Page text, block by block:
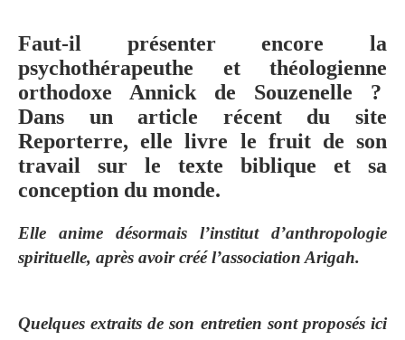
Faut-il présenter encore la
psychothérapeuthe et théologienne
orthodoxe Annick de Souzenelle ?
Dans un article récent du site
Reporterre, elle livre le fruit de son
travail sur le texte biblique et sa
conception du monde.
Elle anime désormais l’institut d’anthropologie
spirituelle, après avoir créé l’association Arigah.
Quelques extraits de son entretien sont proposés ici